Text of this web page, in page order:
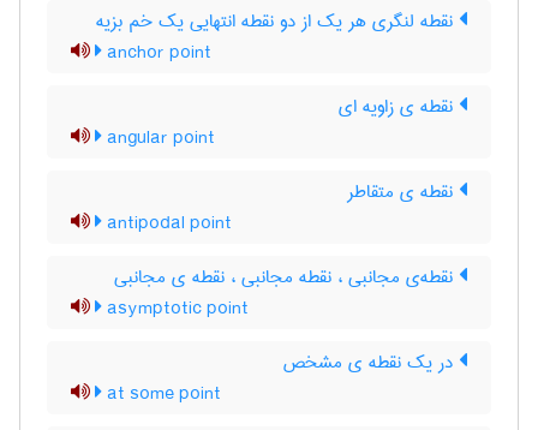
نقطه لنگری هر یک از دو نقطه انتهایی یک خم بزیه
anchor point
نقطه ی زاویه ای
angular point
نقطه ی متقاطر
antipodal point
نقطه‌ی مجانبی ، نقطه مجانبی ، نقطه ی مجانبی
asymptotic point
در یک نقطه ی مشخص
at some point